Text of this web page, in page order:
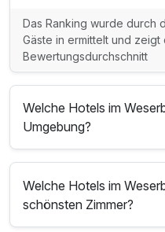
Das Ranking wurde durch
Gäste in ermittelt und zeigt
Bewertungsdurchschnitt
Welche Hotels im
Umgebung?
Welche Hotels im
schönsten Zimmer?